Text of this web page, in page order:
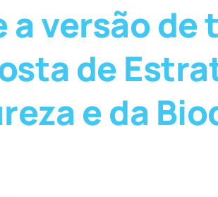
versão de
de
e da